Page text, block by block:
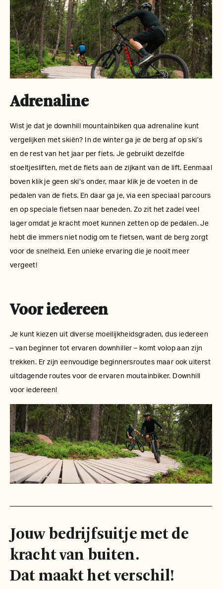
Adrenaline
Wist je dat je downhill mountainbiken qua adrenaline kunt
vergelijken met skiën? In de winter ga je de berg af op ski’s
en de rest van het jaar per fiets. Je gebruikt dezelfde
stoeltjesliften, met de fiets aan de zijkant van de lift. Eenmaal
boven klik je geen ski’s onder, maar klik je de voeten in de
pedalen van de fiets. En daar ga je, via een speciaal parcours
en op speciale fietsen naar beneden. Zo zit het zadel veel
lager omdat je kracht moet kunnen zetten op de pedalen. Je
hebt die immers niet nodig om te fietsen, want de berg zorgt
voor de snelheid. Een unieke ervaring die je nooit meer
vergeet!
Voor iedereen
Je kunt kiezen uit diverse moeilijkheidsgraden, dus iedereen
– van beginner tot ervaren downhiller – komt volop aan zijn
trekken. Er zijn eenvoudige beginnersroutes maar ook uiterst
uitdagende routes voor de ervaren moutainbiker. Downhill
voor iedereen!
Jouw bedrijfsuitje met de
kracht van buiten.
Dat maakt het verschil!